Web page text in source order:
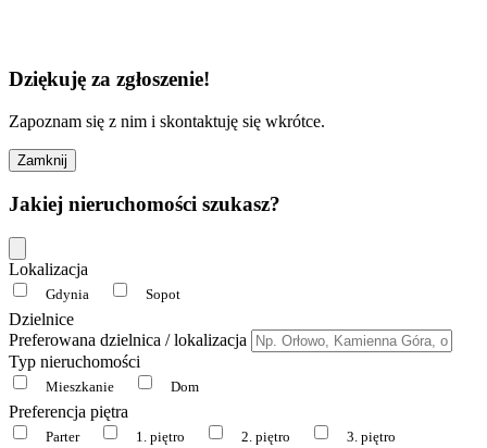
Dziękuję za zgłoszenie!
Zapoznam się z nim i skontaktuję się wkrótce.
Zamknij
Jakiej nieruchomości szukasz?
Lokalizacja
Gdynia Sopot
Dzielnice
Preferowana dzielnica / lokalizacja
Typ nieruchomości
Mieszkanie Dom
Preferencja piętra
Parter 1. piętro 2. piętro
3. piętro